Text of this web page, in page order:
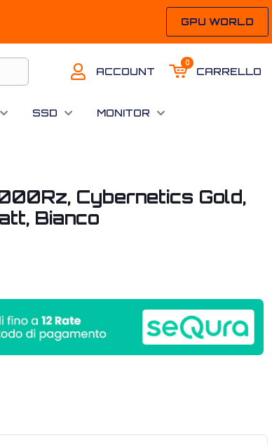
GPU WORLD
ACCOUNT
0
CARRELLO
SSD MONITOR
Cybernetics Gold,
Bianco